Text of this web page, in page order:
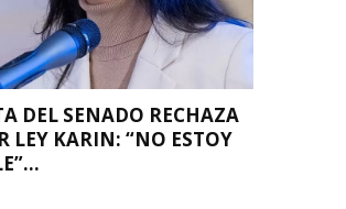
DEL SENADO RECHAZA
LEY KARIN: “NO ESTOY